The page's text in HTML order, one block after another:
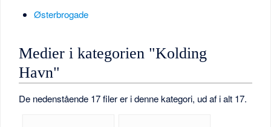
Østerbrogade
Medier i kategorien "Kolding
Havn"
De nedenstående 17 filer er i denne kategori, ud af i alt 17.